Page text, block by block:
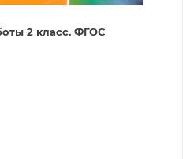
2 класс. ФГОС